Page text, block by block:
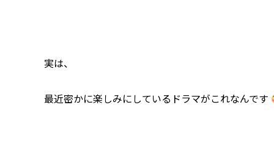
実は、
最近密かに楽しみにしているドラマがこれなんです